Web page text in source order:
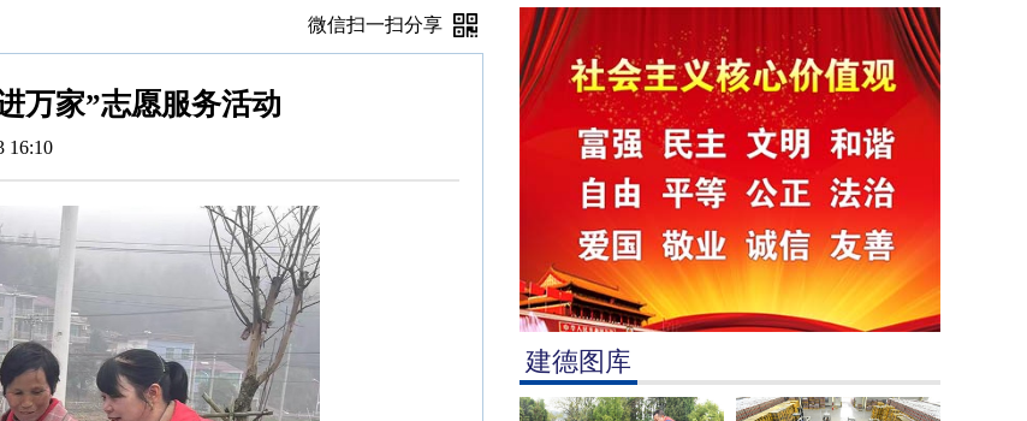
建德图库
微信扫一扫分享
万家”志愿服务活动
16:10